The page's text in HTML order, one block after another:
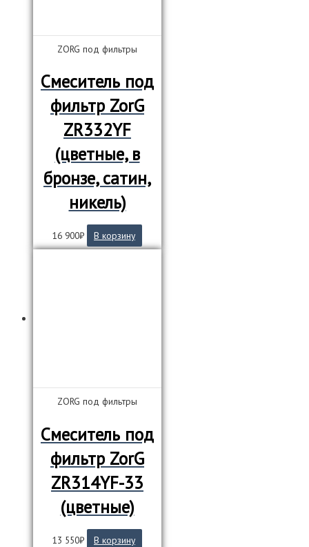
ZORG под фильтры
Смеситель под
фильтр ZorG
ZR332YF
(цветные, в
бронзе, сатин,
никель)
16 900₽ В корзину
ZORG под фильтры
Смеситель под
фильтр ZorG
ZR314YF-33
(цветные)
13 550₽ В корзину